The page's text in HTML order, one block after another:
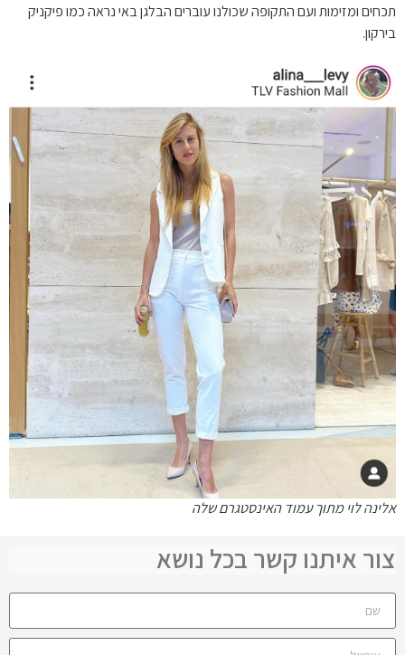
תכחים ומזימות ועם התקופה שכולנו עוברים הבלגן באי נראה כמו פיקניק
בירקון.
אלינה לוי מתוך עמוד האינסטגרם שלה
צור איתנו קשר בכל נושא